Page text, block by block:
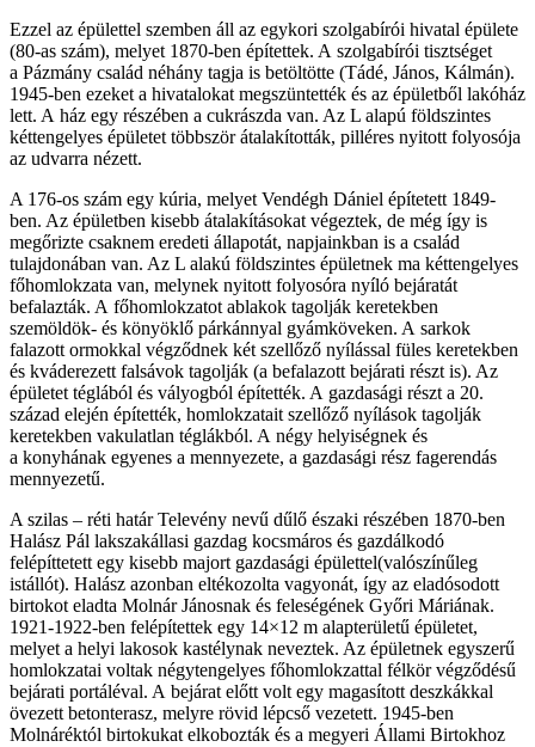
Ezzel az épülettel szemben áll az egykori szolgabírói hivatal épülete
(80-as szám), melyet 1870-ben építettek. A szolgabírói tisztséget
a Pázmány család néhány tagja is betöltötte (Tádé, János, Kálmán).
1945-ben ezeket a hivatalokat megszüntették és az épületből lakóház
lett. A ház egy részében a cukrászda van. Az L alapú földszintes
kéttengelyes épületet többször átalakították, pilléres nyitott folyosója
az udvarra nézett.
A 176-os szám egy kúria, melyet Vendégh Dániel építetett 1849-
ben. Az épületben kisebb átalakításokat végeztek, de még így is
megőrizte csaknem eredeti állapotát, napjainkban is a család
tulajdonában van. Az L alakú földszintes épületnek ma kéttengelyes
főhomlokzata van, melynek nyitott folyosóra nyíló bejáratát
befalazták. A főhomlokzatot ablakok tagolják keretekben
szemöldök- és könyöklő párkánnyal gyámköveken. A sarkok
falazott ormokkal végződnek két szellőző nyílással füles keretekben
és kváderezett falsávok tagolják (a befalazott bejárati részt is). Az
épületet téglából és vályogból építették. A gazdasági részt a 20.
század elején építették, homlokzatait szellőző nyílások tagolják
keretekben vakulatlan téglákból. A négy helyiségnek és
a konyhának egyenes a mennyezete, a gazdasági rész fagerendás
mennyezetű.
A szilas – réti határ Televény nevű dűlő északi részében 1870-ben
Halász Pál lakszakállasi gazdag kocsmáros és gazdálkodó
felépíttetett egy kisebb majort gazdasági épülettel(valószínűleg
istállót). Halász azonban eltékozolta vagyonát, így az eladósodott
birtokot eladta Molnár Jánosnak és feleségének Győri Máriának.
1921-1922-ben felépítettek egy 14×12 m alapterületű épületet,
melyet a helyi lakosok kastélynak neveztek. Az épületnek egyszerű
homlokzatai voltak négytengelyes főhomlokzattal félkör végződésű
bejárati portáléval. A bejárat előtt volt egy magasított deszkákkal
övezett betonterasz, melyre rövid lépcső vezetett. 1945-ben
Molnáréktól birtokukat elkobozták és a megyeri Állami Birtokhoz